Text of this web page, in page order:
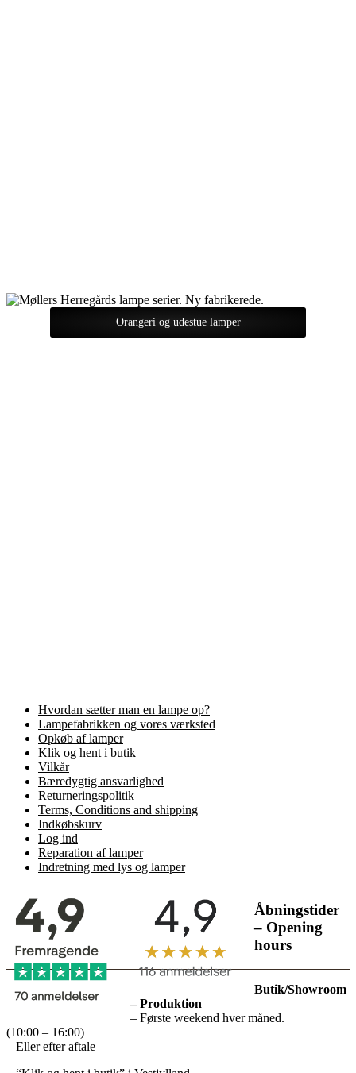
Orangeri og udestue lamper
Hvordan sætter man en lampe op?
Lampefabrikken og vores værksted
Opkøb af lamper
Klik og hent i butik
Vilkår
Bæredygtig ansvarlighed
Returneringspolitik
Terms, Conditions and shipping
Indkøbskurv
Log ind
Reparation af lamper
Indretning med lys og lamper
Åbningstider
– Opening
hours
Butik/Showroom
– Produktion
– Første weekend hver måned.
(10:00 – 16:00)
– Eller efter aftale